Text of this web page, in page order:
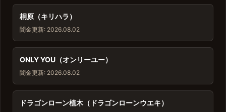
桐原（キリハラ）
闇金更新: 2026.08.02
ONLY YOU（オンリーユー）
闇金更新: 2026.08.02
ドラゴンローン植木（ドラゴンローンウエキ）